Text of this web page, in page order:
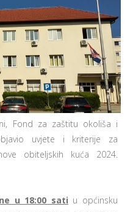
Fond za zaštitu okoliša i
uvjete i kriterije za
obiteljskih kuća 2024.
u 18:00 sati u općinsku